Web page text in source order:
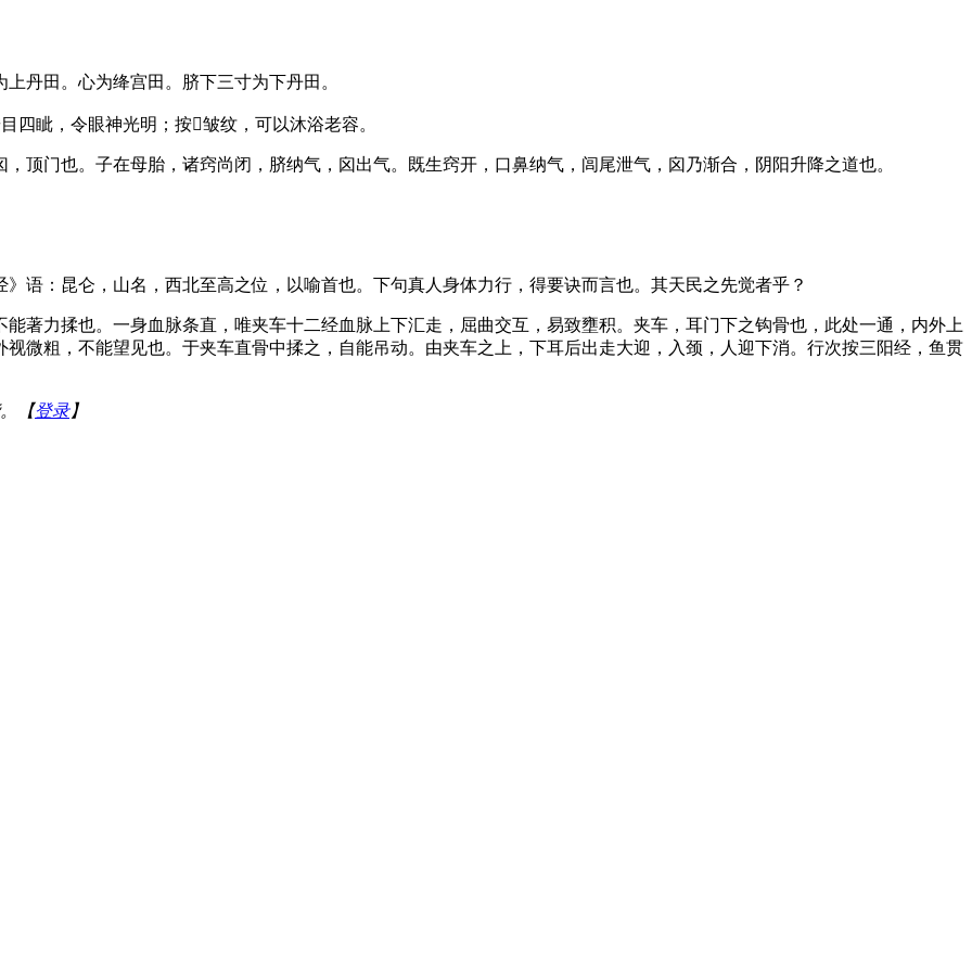
丹田。心为绛宫田。脐下三寸为下丹田。
四眦，令眼神光明；按𡟬皱纹，可以沐浴老容。
顶门也。子在母胎，诸窍尚闭，脐纳气，囟出气。既生窍开，口鼻纳气，闾尾泄气，囟乃渐合，阴阳升降之道也。
语：昆仑，山名，西北至高之位，以喻首也。下句真人身体力行，得要诀而言也。其天民之先觉者乎？
著力揉也。一身血脉条直，唯夹车十二经血脉上下汇走，屈曲交互，易致壅积。夹车，耳门下之钩骨也，此处一通，内外上
微粗，不能望见也。于夹车直骨中揉之，自能吊动。由夹车之上，下耳后出走大迎，入颈，人迎下消。行次按三阳经，鱼贯
【登录】